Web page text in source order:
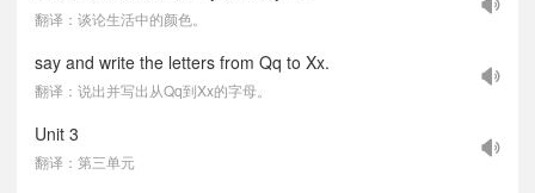
翻译：谈论生活中的颜色。
say and write the letters from Qq to Xx.
翻译：说出并写出从Qq到Xx的字母。
Unit 3
翻译：第三单元